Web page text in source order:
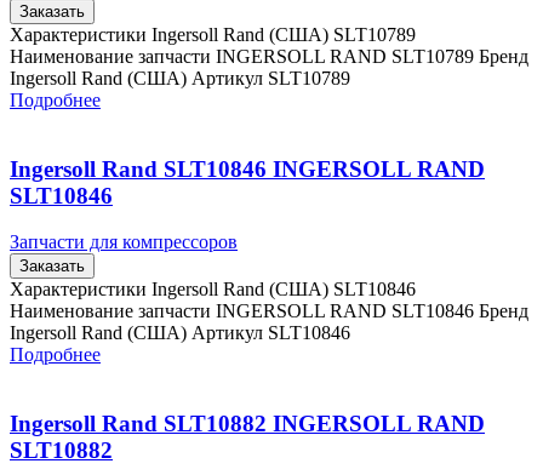
Заказать
Характеристики Ingersoll Rand (США) SLT10789
Наименование запчасти INGERSOLL RAND SLT10789 Бренд
Ingersoll Rand (США) Артикул SLT10789
Подробнее
Ingersoll Rand SLT10846 INGERSOLL RAND
SLT10846
Запчасти для компрессоров
Заказать
Характеристики Ingersoll Rand (США) SLT10846
Наименование запчасти INGERSOLL RAND SLT10846 Бренд
Ingersoll Rand (США) Артикул SLT10846
Подробнее
Ingersoll Rand SLT10882 INGERSOLL RAND
SLT10882